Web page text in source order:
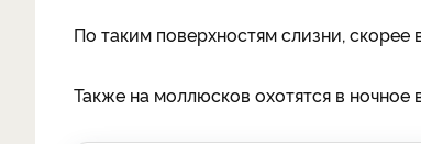
По таким поверхностям слизни, скорее
Также на моллюсков охотятся в